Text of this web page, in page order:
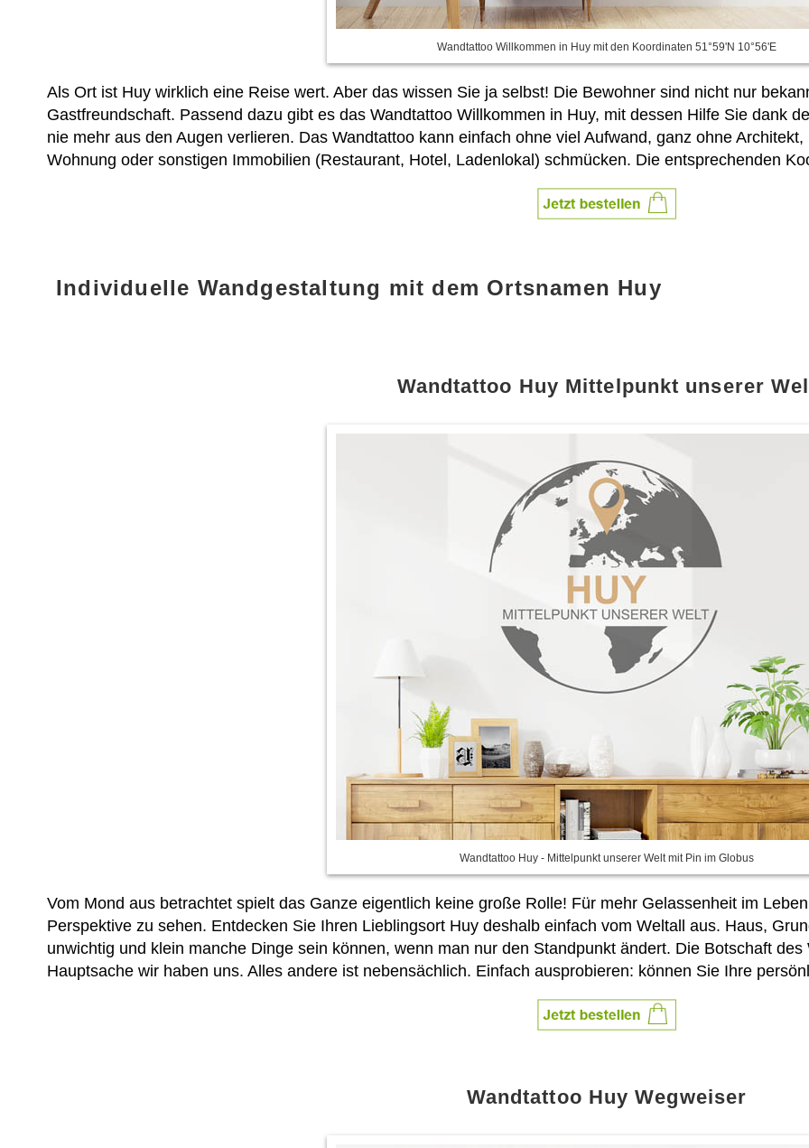
Wandtattoo Willkommen in Huy mit den Koordinaten 51°59'N 10°56'E
Als Ort ist Huy wirklich eine Reise wert. Aber das wissen Sie ja selbst! Die Bewohner sind nicht nur
Gastfreundschaft. Passend dazu gibt es das Wandtattoo Willkommen in Huy, mit dessen Hilfe Sie dank
nie mehr aus den Augen verlieren. Das Wandtattoo kann einfach ohne viel Aufwand, ganz ohne
Wohnung oder sonstigen Immobilien (Restaurant, Hotel, Ladenlokal) schmücken. Die entsprechenden
Individuelle Wandgestaltung mit dem Ortsnamen Huy
Wandtattoo Huy Mittelpunkt unserer
Wandtattoo Huy - Mittelpunkt unserer Welt mit Pin im Globus
Vom Mond aus betrachtet spielt das Ganze eigentlich keine große Rolle! Für mehr Gelassenheit im
Perspektive zu sehen. Entdecken Sie Ihren Lieblingsort Huy deshalb einfach vom Weltall aus. Haus,
unwichtig und klein manche Dinge sein können, wenn man nur den Standpunkt ändert. Die Botschaft
Hauptsache wir haben uns. Alles andere ist nebensächlich. Einfach ausprobieren: können Sie Ihre
Wandtattoo Huy Wegweiser